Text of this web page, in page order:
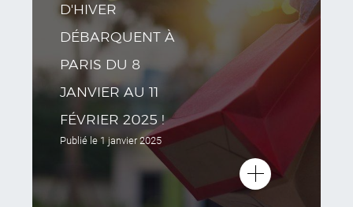
D'HIVER
DÉBARQUENT À
PARIS DU 8
JANVIER AU 11
FÉVRIER 2025 !
Publié le1 janvier 2025